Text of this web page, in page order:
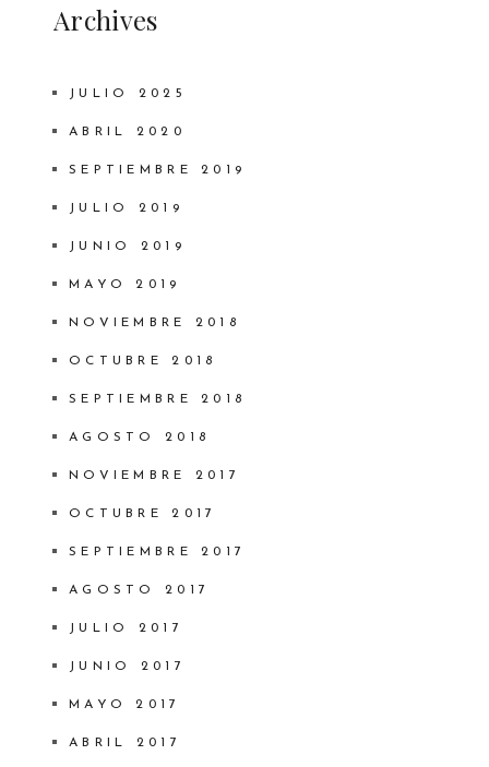
Archives
JULIO 2025
ABRIL 2020
SEPTIEMBRE 2019
JULIO 2019
JUNIO 2019
MAYO 2019
NOVIEMBRE 2018
OCTUBRE 2018
SEPTIEMBRE 2018
AGOSTO 2018
NOVIEMBRE 2017
OCTUBRE 2017
SEPTIEMBRE 2017
AGOSTO 2017
JULIO 2017
JUNIO 2017
MAYO 2017
ABRIL 2017